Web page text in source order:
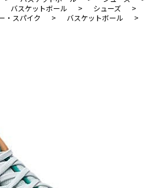
バスケットボール > シューズ >
・スパイク > バスケットボール >